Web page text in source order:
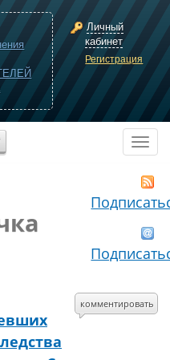
Личный
кабинет
Регистрация
комментировать